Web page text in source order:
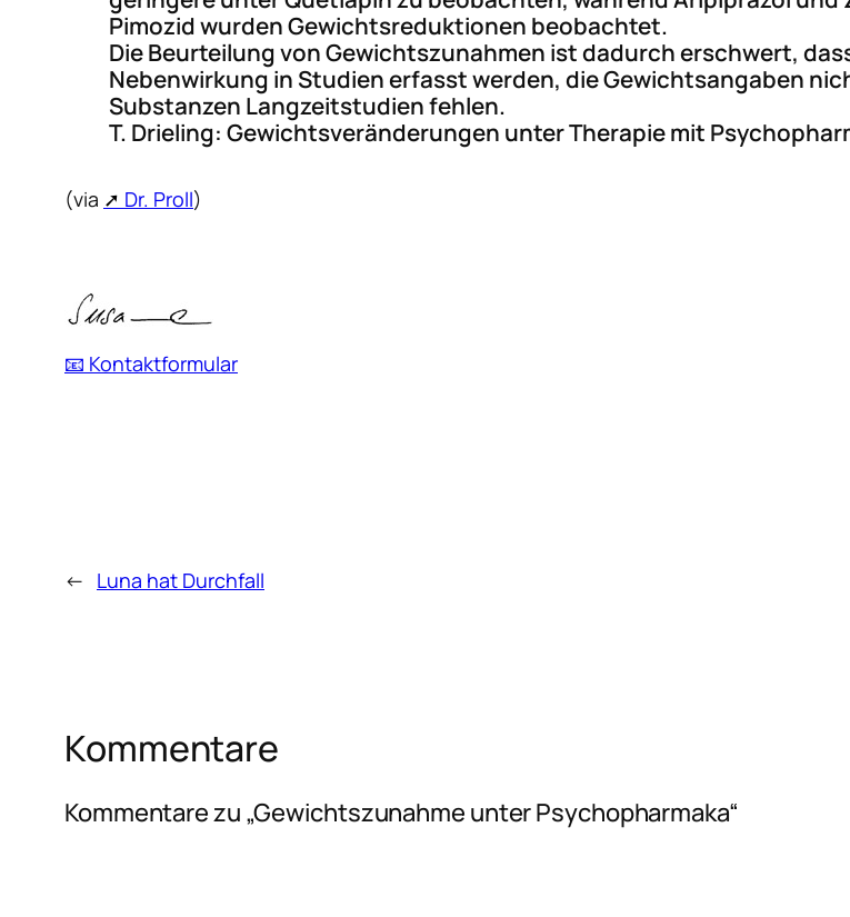
Pimozid wurden Gewichtsreduktionen beobachtet.
Die Beurteilung von Gewichtszunahmen ist dadurch erschwert,
Nebenwirkung in Studien erfasst werden, die Gewichtsangaben
Substanzen Langzeitstudien fehlen.
T. Drieling: Gewichtsveränderungen unter Therapie mit
(via Dr. Proll)
📧 Kontaktformular
← Luna hat Durchfall
Kommentare
Kommentare zu „Gewichtszunahme unter Psychopharmaka“